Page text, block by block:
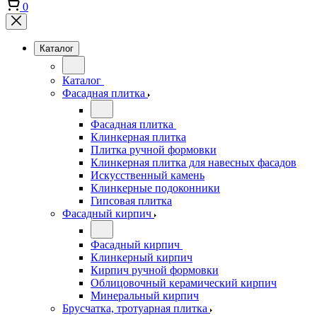
0
Каталог
Каталог
Фасадная плитка
Фасадная плитка
Клинкерная плитка
Плитка ручной формовки
Клинкерная плитка для навесных фасадов
Искусственный камень
Клинкерные подоконники
Гипсовая плитка
Фасадный кирпич
Фасадный кирпич
Клинкерный кирпич
Кирпич ручной формовки
Облицовочный керамический кирпич
Минеральный кирпич
Брусчатка, тротуарная плитка